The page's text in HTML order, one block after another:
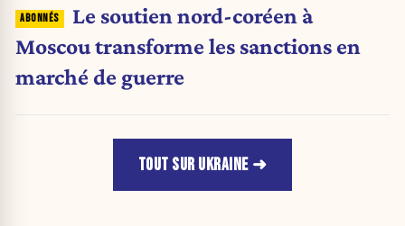
Le soutien nord-coréen à
Moscou transforme les sanctions en
marché de guerre
TOUT SUR UKRAINE